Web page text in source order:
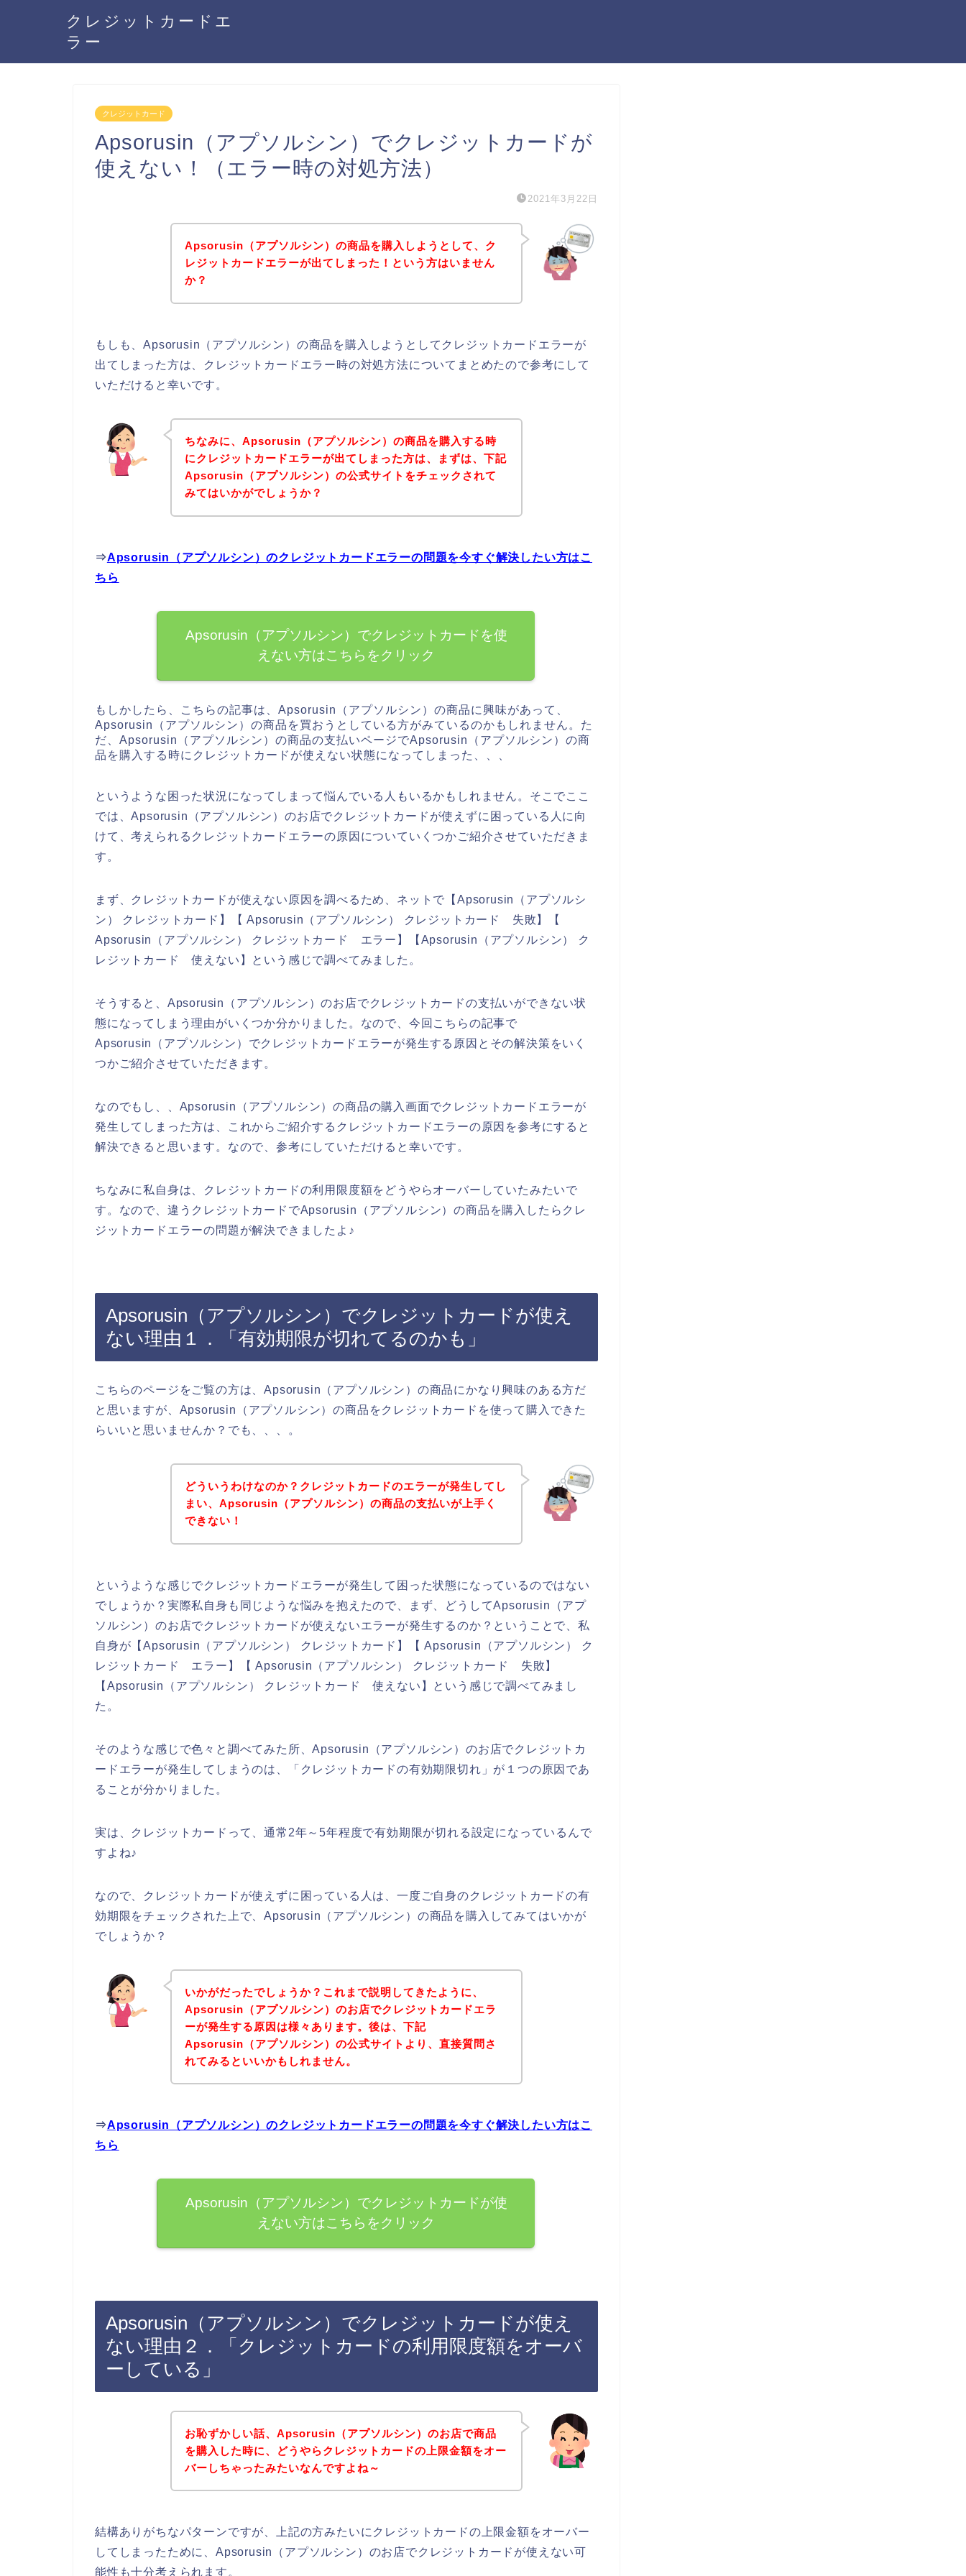
クレジットカードエ
ラー
クレジットカード
Apsorusin（アプソルシン）でクレジットカードが
使えない！（エラー時の対処方法）
2021年3月22日
Apsorusin（アプソルシン）の商品を購入しようとして、ク
レジットカードエラーが出てしまった！という方はいません
か？
もしも、Apsorusin（アプソルシン）の商品を購入しようとしてクレジットカードエラーが
出てしまった方は、クレジットカードエラー時の対処方法についてまとめたので参考にして
いただけると幸いです。
ちなみに、Apsorusin（アプソルシン）の商品を購入する時
にクレジットカードエラーが出てしまった方は、まずは、下記
Apsorusin（アプソルシン）の公式サイトをチェックされて
みてはいかがでしょうか？
⇒Apsorusin（アプソルシン）のクレジットカードエラーの問題を今すぐ解決したい方はこ
ちら
Apsorusin（アプソルシン）でクレジットカードを使
えない方はこちらをクリック
もしかしたら、こちらの記事は、Apsorusin（アプソルシン）の商品に興味があって、
Apsorusin（アプソルシン）の商品を買おうとしている方がみているのかもしれません。た
だ、Apsorusin（アプソルシン）の商品の支払いページでApsorusin（アプソルシン）の商
品を購入する時にクレジットカードが使えない状態になってしまった、、、
というような困った状況になってしまって悩んでいる人もいるかもしれません。そこでここ
では、Apsorusin（アプソルシン）のお店でクレジットカードが使えずに困っている人に向
けて、考えられるクレジットカードエラーの原因についていくつかご紹介させていただきま
す。
まず、クレジットカードが使えない原因を調べるため、ネットで【Apsorusin（アプソルシ
ン） クレジットカード】【 Apsorusin（アプソルシン） クレジットカード 失敗】【
Apsorusin（アプソルシン） クレジットカード エラー】【Apsorusin（アプソルシン） ク
レジットカード 使えない】という感じで調べてみました。
そうすると、Apsorusin（アプソルシン）のお店でクレジットカードの支払いができない状
態になってしまう理由がいくつか分かりました。なので、今回こちらの記事で
Apsorusin（アプソルシン）でクレジットカードエラーが発生する原因とその解決策をいく
つかご紹介させていただきます。
なのでもし、、Apsorusin（アプソルシン）の商品の購入画面でクレジットカードエラーが
発生してしまった方は、これからご紹介するクレジットカードエラーの原因を参考にすると
解決できると思います。なので、参考にしていただけると幸いです。
ちなみに私自身は、クレジットカードの利用限度額をどうやらオーバーしていたみたいで
す。なので、違うクレジットカードでApsorusin（アプソルシン）の商品を購入したらクレ
ジットカードエラーの問題が解決できましたよ♪
Apsorusin（アプソルシン）でクレジットカードが使え
ない理由１．「有効期限が切れてるのかも」
こちらのページをご覧の方は、Apsorusin（アプソルシン）の商品にかなり興味のある方だ
と思いますが、Apsorusin（アプソルシン）の商品をクレジットカードを使って購入できた
らいいと思いませんか？でも、、、。
どういうわけなのか？クレジットカードのエラーが発生してし
まい、Apsorusin（アプソルシン）の商品の支払いが上手く
できない！
というような感じでクレジットカードエラーが発生して困った状態になっているのではない
でしょうか？実際私自身も同じような悩みを抱えたので、まず、どうしてApsorusin（アプ
ソルシン）のお店でクレジットカードが使えないエラーが発生するのか？ということで、私
自身が【Apsorusin（アプソルシン） クレジットカード】【 Apsorusin（アプソルシン） ク
レジットカード エラー】【 Apsorusin（アプソルシン） クレジットカード 失敗】
【Apsorusin（アプソルシン） クレジットカード 使えない】という感じで調べてみまし
た。
そのような感じで色々と調べてみた所、Apsorusin（アプソルシン）のお店でクレジットカ
ードエラーが発生してしまうのは、「クレジットカードの有効期限切れ」が１つの原因であ
ることが分かりました。
実は、クレジットカードって、通常2年～5年程度で有効期限が切れる設定になっているんで
すよね♪
なので、クレジットカードが使えずに困っている人は、一度ご自身のクレジットカードの有
効期限をチェックされた上で、Apsorusin（アプソルシン）の商品を購入してみてはいかが
でしょうか？
いかがだったでしょうか？これまで説明してきたように、
Apsorusin（アプソルシン）のお店でクレジットカードエラ
ーが発生する原因は様々あります。後は、下記
Apsorusin（アプソルシン）の公式サイトより、直接質問さ
れてみるといいかもしれません。
⇒Apsorusin（アプソルシン）のクレジットカードエラーの問題を今すぐ解決したい方はこ
ちら
Apsorusin（アプソルシン）でクレジットカードが使
えない方はこちらをクリック
Apsorusin（アプソルシン）でクレジットカードが使え
ない理由２．「クレジットカードの利用限度額をオーバ
ーしている」
お恥ずかしい話、Apsorusin（アプソルシン）のお店で商品
を購入した時に、どうやらクレジットカードの上限金額をオー
バーしちゃったみたいなんですよね～
結構ありがちなパターンですが、上記の方みたいにクレジットカードの上限金額をオーバー
してしまったために、Apsorusin（アプソルシン）のお店でクレジットカードが使えない可
能性も十分考えられます。